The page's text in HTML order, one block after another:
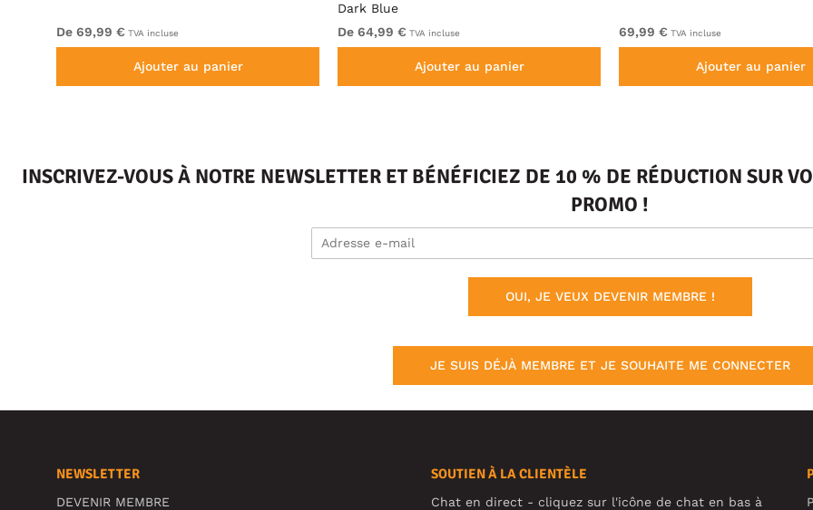
De 69,99 € TVA incluse
Ajouter au panier
Dark Blue
De 64,99 € TVA incluse
Ajouter au panier
69,99 € TVA incluse
Ajouter au panier
INSCRIVEZ-VOUS À NOTRE NEWSLETTER ET BÉNÉFICIEZ DE 10 % DE RÉDUCTION SUR
PROMO !
OUI, JE VEUX DEVENIR MEMBRE !
JE SUIS DÉJÀ MEMBRE ET JE SOUHAITE ME CONNECTER
NEWSLETTER
DEVENIR MEMBRE
SOUTIEN À LA CLIENTÈLE
Chat en direct - cliquez sur l'icône de chat en bas à